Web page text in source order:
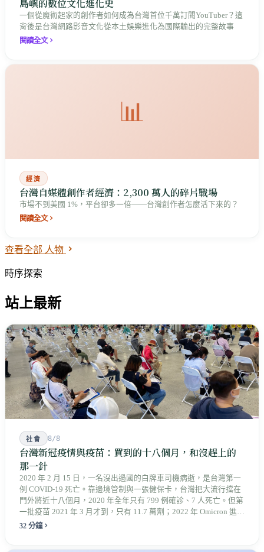
島嶼的數位文化進化史
一個從魔術起家的創作者如何成為台灣首位千萬訂閱YouTuber？這
背後是台灣網路影音文化從本土娛樂進化為國際輸出的完整故事
閱讀全文
📊
經濟
台灣自媒體創作者經濟：2,300 萬人的碎片戰場
市場不到美國 1%，平台卻多一倍——台灣創作者怎麼活下來的？
閱讀全文
查看全部 人物
時序探索
站上最新
社會 8/8
台灣新冠疫情與疫苗：買到的十八個月，和沒趕上的
那一針
2020 年 2 月 15 日，一名沒出過國的白牌車司機病逝，是台灣第一
例 COVID-19 死亡。靠邊境管制與一張健保卡，台灣把大流行擋在
門外將近十八個月，2020 年全年只有 799 例確診、7 人死亡。但第
一批疫苗 2021 年 3 月才到，只有 11.7 萬劑；2022 年 Omicron 進來
時，長者的第三劑還落在後面。那一年死亡年齡的中位數是 82
32 分鐘